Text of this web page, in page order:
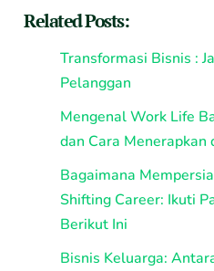
Related Posts:
Transformasi Bisnis :
Pelanggan
Mengenal Work Life
dan Cara Menerapkan
Bagaimana
Shifting Career: Ikuti
Berikut Ini
Bisnis Keluarga: